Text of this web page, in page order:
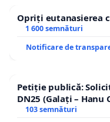
Opriți eutanasierea
1 600 semnături
Notificare de
Petiție publică:
DN25 (Galați –
traseului în afara
103 semnături